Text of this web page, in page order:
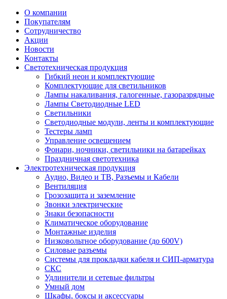
О компании
Покупателям
Сотрудничество
Акции
Новости
Контакты
Светотехническая продукция
Гибкий неон и комплектующие
Комплектующие для светильников
Лампы накаливания, галогенные, газоразрядные
Лампы Светодиодные LED
Светильники
Светодиодные модули, ленты и комплектующие
Тестеры ламп
Управление освещением
Фонари, ночники, светильники на батарейках
Праздничная светотехника
Электротехническая продукция
Аудио, Видео и ТВ, Разъемы и Кабели
Вентиляция
Грозозащита и заземление
Звонки электрические
Знаки безопасности
Климатическое оборудование
Монтажные изделия
Низковольтное оборудование (до 600V)
Силовые разъемы
Системы для прокладки кабеля и СИП-арматура
СКС
Удлинители и сетевые фильтры
Умный дом
Шкафы, боксы и аксессуары